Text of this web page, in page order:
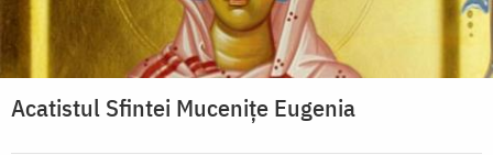
Acatistul Sfintei Muceniţe Eugenia